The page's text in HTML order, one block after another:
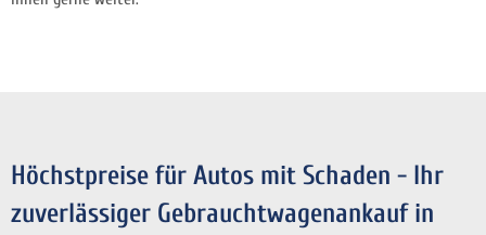
Höchstpreise für Autos mit Schaden - Ihr
zuverlässiger Gebrauchtwagenankauf in